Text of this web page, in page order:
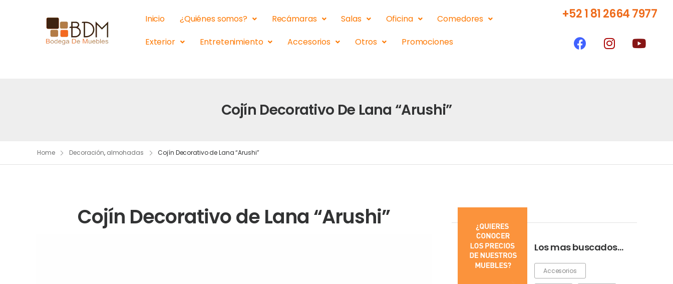
Inicio ¿Quiénes somos? Recámaras Salas Oficina
Comedores
Exterior
Entretenimiento Accesorios Otros Promociones
+52 1 81 2664 7977
Cojín Decorativo De Lana “Arushi”
Home Decoración, almohadas Cojín Decorativo de Lana “Arushi”
Los mas buscados…
Accesorios
Cojín Decorativo de Lana “Arushi”